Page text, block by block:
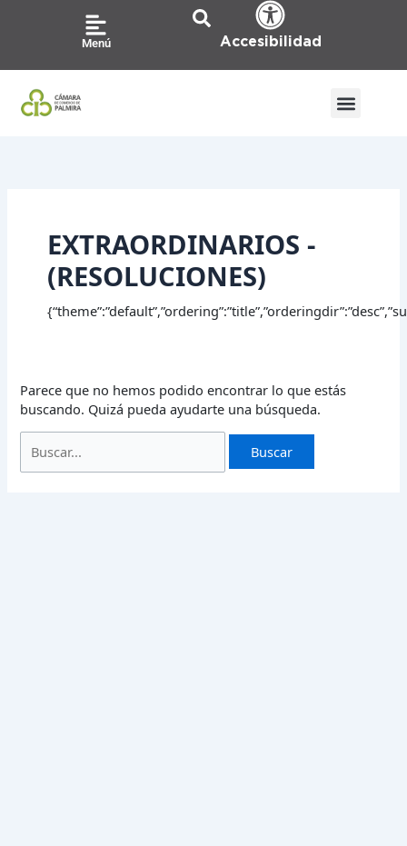
Menú Accesibilidad
EXTRAORDINARIOS -
(RESOLUCIONES)
Parece que no hemos podido encontrar lo que estás
buscando. Quizá pueda ayudarte una búsqueda.